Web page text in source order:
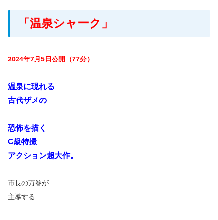
「温泉シャーク」
2024年7月5日公開（77分）
温泉に現れる
古代ザメの
恐怖を描く
C級特撮
アクション超大作。
市長の万巻が
主導する